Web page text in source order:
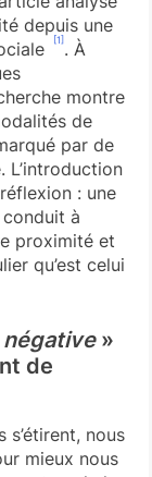
depuis une
[1]. À
montre
de
par de
L’introduction
: une
à
proximité et
qu’est celui
négative»
de
s’étirent, nous
mieux nous